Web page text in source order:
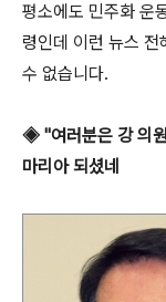
평소에도 민주화 운
령인데 이런 뉴스
수 없습니다.
◈ "여러분은 강 의
마리아 되셨네